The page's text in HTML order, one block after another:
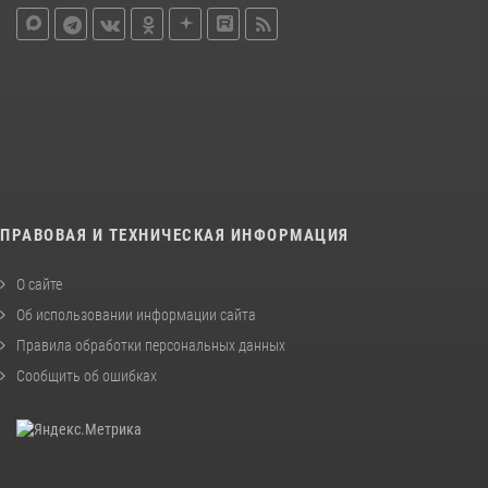
ПРАВОВАЯ И ТЕХНИЧЕСКАЯ ИНФОРМАЦИЯ
О сайте
Об использовании информации сайта
Правила обработки персональных данных
Сообщить об ошибках